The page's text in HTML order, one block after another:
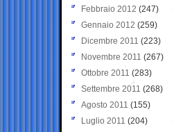
Febbraio 2012 (247)
Gennaio 2012 (259)
Dicembre 2011 (223)
Novembre 2011 (267)
Ottobre 2011 (283)
Settembre 2011 (268)
Agosto 2011 (155)
Luglio 2011 (204)